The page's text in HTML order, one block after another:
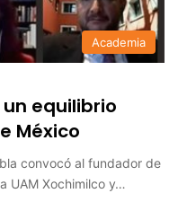
Academia
equilibrio
México
convocó al fundador de
UAM Xochimilco y…